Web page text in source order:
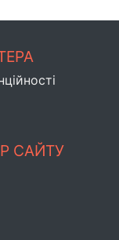
САЙТУ